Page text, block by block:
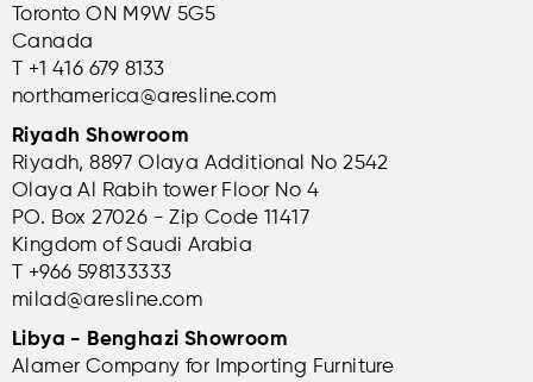
Toronto ON M9W 5G5
Canada
T +1 416 679 8133
northamerica@aresline.com
Riyadh Showroom
Riyadh, 8897 Olaya Additional No 2542
Olaya Al Rabih tower Floor No 4
PO. Box 27026 - Zip Code 11417
Kingdom of Saudi Arabia
T +966 598133333
milad@aresline.com
Libya - Benghazi Showroom
Alamer Company for Importing Furniture